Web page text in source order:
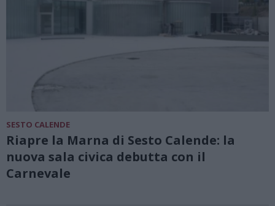
SESTO CALENDE
Riapre la Marna di Sesto Calende: la
nuova sala civica debutta con il
Carnevale